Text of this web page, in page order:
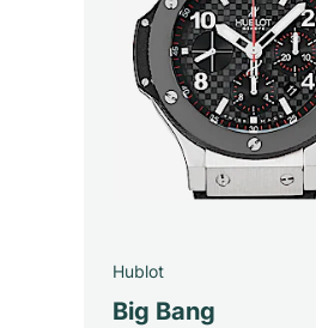
Hublot
Big Bang